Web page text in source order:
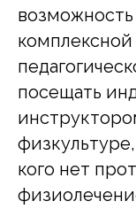
посещать
кого нет